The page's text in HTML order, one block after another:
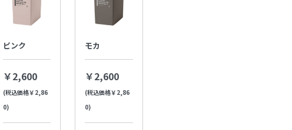
ピンク
￥2,600
(税込価格￥2,86
0)
モカ
￥2,600
(税込価格￥2,86
0)